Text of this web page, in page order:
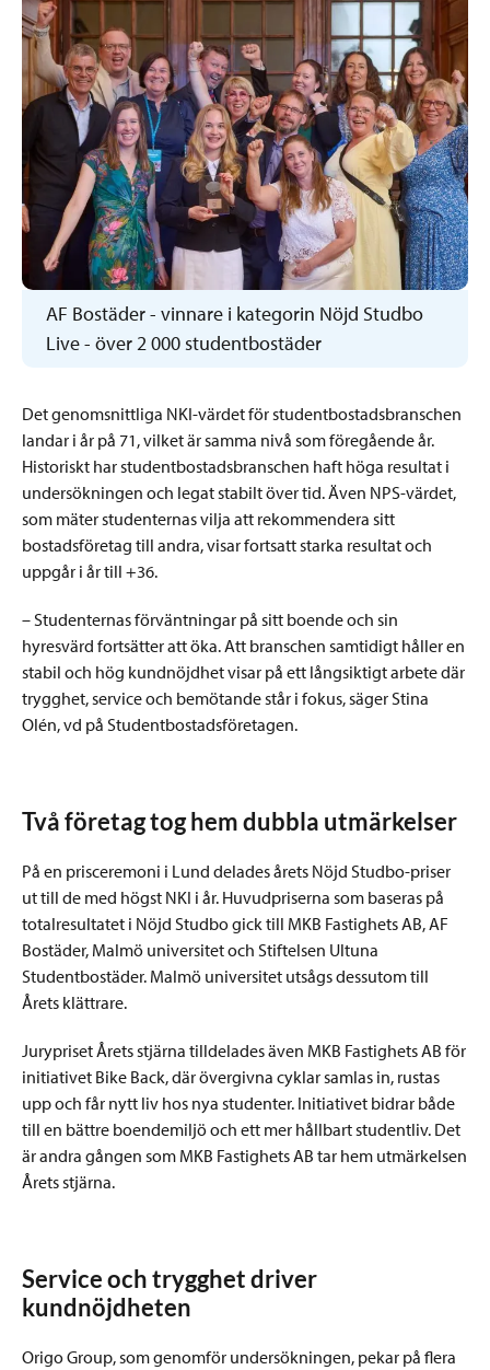
AF Bostäder - vinnare i kategorin Nöjd Studbo
Live - över 2 000 studentbostäder
Det genomsnittliga NKI-värdet för studentbostadsbranschen
landar i år på 71, vilket är samma nivå som föregående år.
Historiskt har studentbostadsbranschen haft höga resultat i
undersökningen och legat stabilt över tid. Även NPS-värdet,
som mäter studenternas vilja att rekommendera sitt
bostadsföretag till andra, visar fortsatt starka resultat och
uppgår i år till +36.
– Studenternas förväntningar på sitt boende och sin
hyresvärd fortsätter att öka. Att branschen samtidigt håller en
stabil och hög kundnöjdhet visar på ett långsiktigt arbete där
trygghet, service och bemötande står i fokus, säger Stina
Olén, vd på Studentbostadsföretagen.
Två företag tog hem dubbla utmärkelser
På en prisceremoni i Lund delades årets Nöjd Studbo-priser
ut till de med högst NKI i år. Huvudpriserna som baseras på
totalresultatet i Nöjd Studbo gick till MKB Fastighets AB, AF
Bostäder, Malmö universitet och Stiftelsen Ultuna
Studentbostäder. Malmö universitet utsågs dessutom till
Årets klättrare.
Jurypriset Årets stjärna tilldelades även MKB Fastighets AB för
initiativet Bike Back, där övergivna cyklar samlas in, rustas
upp och får nytt liv hos nya studenter. Initiativet bidrar både
till en bättre boendemiljö och ett mer hållbart studentliv. Det
är andra gången som MKB Fastighets AB tar hem utmärkelsen
Årets stjärna.
Service och trygghet driver
kundnöjdheten
Origo Group, som genomför undersökningen, pekar på flera